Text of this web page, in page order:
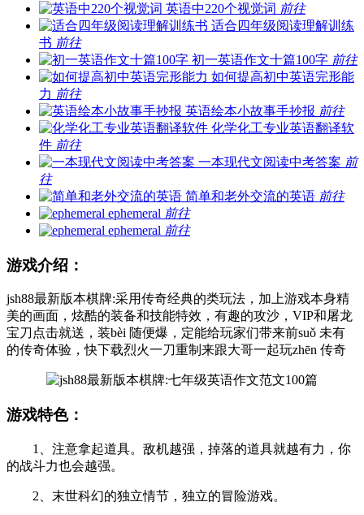
英语中220个视觉词 前往
适合四年级阅读理解训练
书 前往
初一英语作文十篇100字 前往
如何提高初中英语完形能
力 前往
英语绘本小故事手抄报 前往
化学化工专业英语翻译软
件 前往
一本现代文阅读中考答案 前
往
简单和老外交流的英语 前往
ephemeral 前往
ephemeral 前往
游戏介绍：
jsh88最新版本棋牌:采用传奇经典的类玩法，加上游戏本身精
美的画面，炫酷的装备和技能特效，有趣的攻沙，VIP和屠龙
宝刀点击就送，装bèi 随便爆，定能给玩家们带来前suǒ 未有
的传奇体验，快下载烈火一刀重制来跟大哥一起玩zhēn 传奇
游戏特色：
1、注意拿起道具。敌机越强，掉落的道具就越有力，你
的战斗力也会越强。
2、末世科幻的独立情节，独立的冒险游戏。